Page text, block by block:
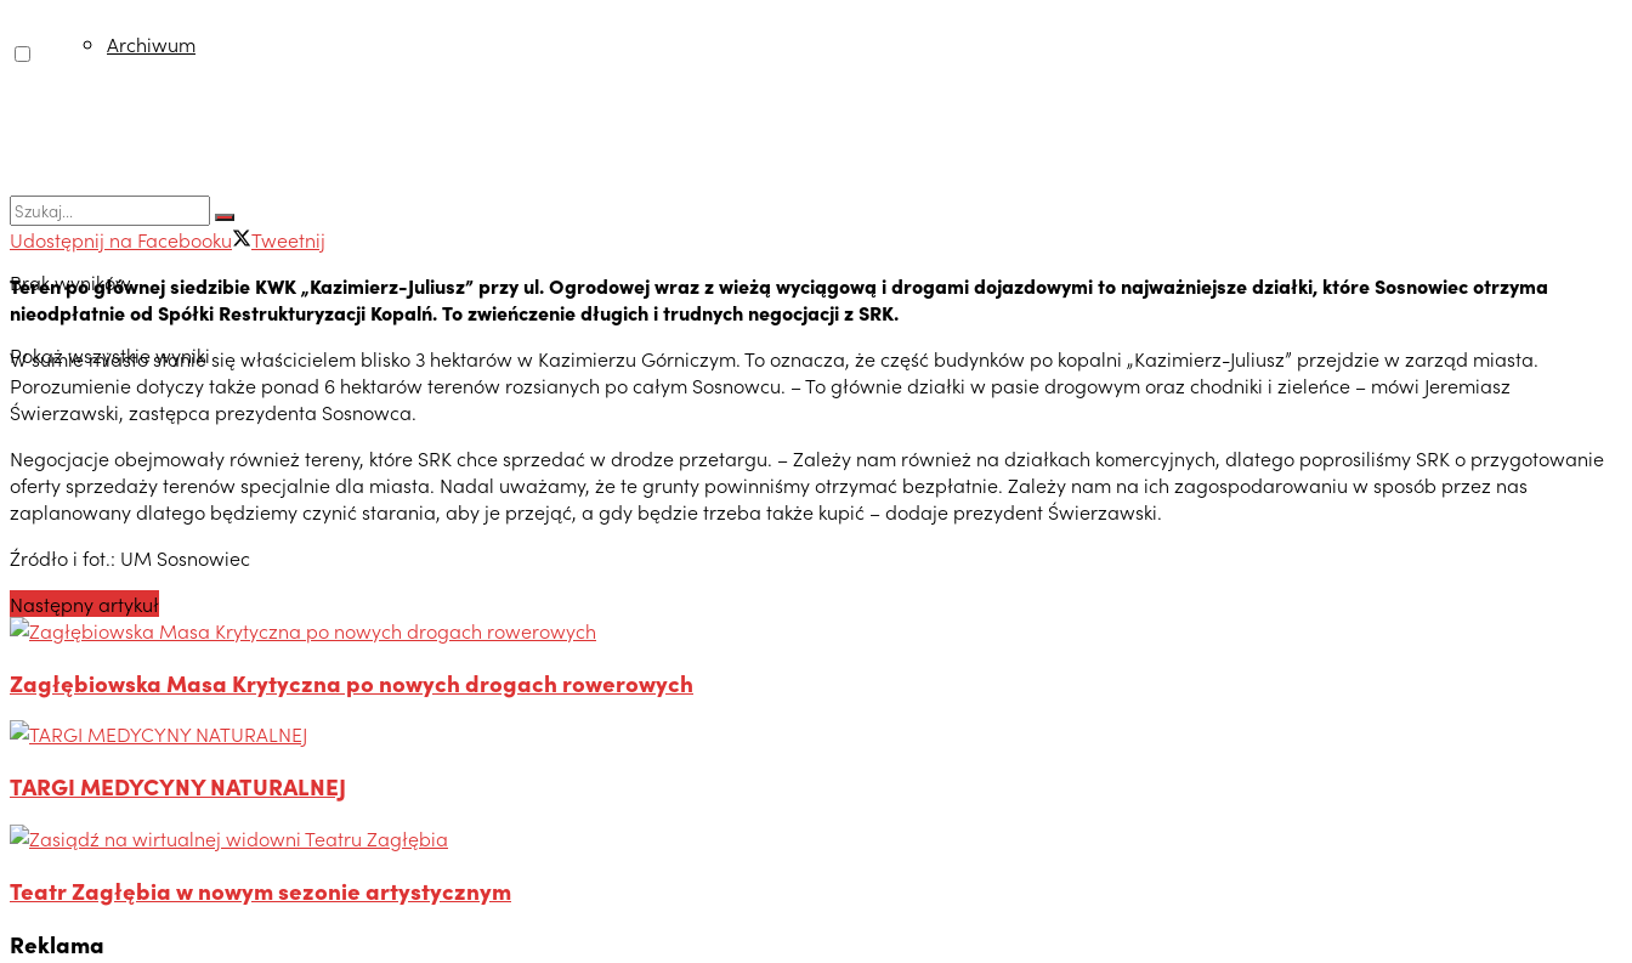
Archiwum
Brak wyników
Pokaż wszystkie wyniki
Udostępnij na Facebooku
Tweetnij
Teren po głównej siedzibie KWK „Kazimierz-Juliusz” przy ul. Ogrodowej wraz z wieżą wyciągową i drogami dojazdowymi to najważniejsze działki, które Sosnowiec otrzyma
nieodpłatnie od Spółki Restrukturyzacji Kopalń. To zwieńczenie długich i trudnych negocjacji z SRK.
W sumie miasto stanie się właścicielem blisko 3 hektarów w Kazimierzu Górniczym. To oznacza, że część budynków po kopalni „Kazimierz-Juliusz” przejdzie w zarząd miasta.
Porozumienie dotyczy także ponad 6 hektarów terenów rozsianych po całym Sosnowcu. – To głównie działki w pasie drogowym oraz chodniki i zieleńce – mówi Jeremiasz
Świerzawski, zastępca prezydenta Sosnowca.
Negocjacje obejmowały również tereny, które SRK chce sprzedać w drodze przetargu. – Zależy nam również na działkach komercyjnych, dlatego poprosiliśmy SRK o przygotowanie
oferty sprzedaży terenów specjalnie dla miasta. Nadal uważamy, że te grunty powinniśmy otrzymać bezpłatnie. Zależy nam na ich zagospodarowaniu w sposób przez nas
zaplanowany dlatego będziemy czynić starania, aby je przejąć, a gdy będzie trzeba także kupić – dodaje prezydent Świerzawski.
Źródło i fot.: UM Sosnowiec
Następny artykuł
Zagłębiowska Masa Krytyczna po nowych drogach rowerowych
TARGI MEDYCYNY NATURALNEJ
Teatr Zagłębia w nowym sezonie artystycznym
Reklama